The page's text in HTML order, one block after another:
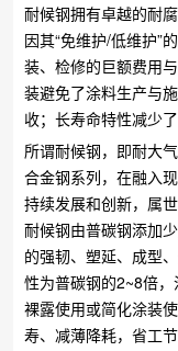
耐候钢拥有卓越的耐
因其“免维护/低维护”
装、检修的巨额费用
装避免了涂料生产与
收；长寿命特性减少
所谓耐候钢，即耐大
合金钢系列，在融入
持续发展和创新，属
耐候钢由普碳钢添加
的强韧、塑延、成型
性为普碳钢的2~8倍，
裸露使用或简化涂装
寿、减薄降耗，省工